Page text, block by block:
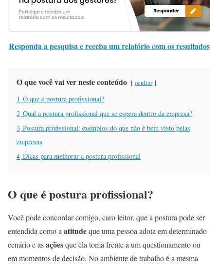
Responda a pesquisa e receba um relatório com os resultados
O que você vai ver neste conteúdo ocultar
1 O que é postura profissional?
2 Qual a postura profissional que se espera dentro da empresa?
3 Postura profissional: exemplos do que não é bem visto pelas
empresas
4 Dicas para melhorar a postura profissional
O que é postura profissional?
Você pode concordar comigo, caro leitor, que a postura pode ser
entendida como a atitudeque uma pessoa adota em determinado
cenário e asaçõesque ela toma frente a um questionamento ou
em momentos de decisão. No ambiente de trabalho é a mesma